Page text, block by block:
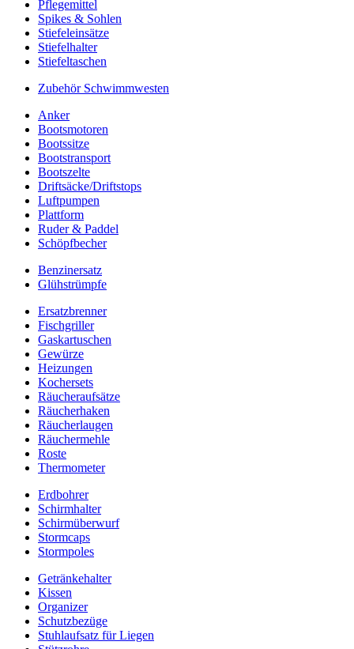
Pflegemittel
Spikes & Sohlen
Stiefeleinsätze
Stiefelhalter
Stiefeltaschen
Zubehör Schwimmwesten
Anker
Bootsmotoren
Bootssitze
Bootstransport
Bootszelte
Driftsäcke/Driftstops
Luftpumpen
Plattform
Ruder & Paddel
Schöpfbecher
Benzinersatz
Glühstrümpfe
Ersatzbrenner
Fischgriller
Gaskartuschen
Gewürze
Heizungen
Kochersets
Räucheraufsätze
Räucherhaken
Räucherlaugen
Räuchermehle
Roste
Thermometer
Erdbohrer
Schirmhalter
Schirmüberwurf
Stormcaps
Stormpoles
Getränkehalter
Kissen
Organizer
Schutzbezüge
Stuhlaufsatz für Liegen